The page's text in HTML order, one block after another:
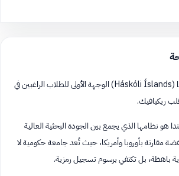
تعتبر منحة جامعة آيسلندا (Háskóli Íslands) الوجهة الأولى للطلاب الراغبين في
ريكيافيك.
هو نظامها الذي يجمع بين الجودة البحثية العالية
مقارنة بأوروبا وأمريكا، حيث تُعد جامعة حكومية لا
باهظة، بل تكتفي برسوم تسجيل رمزية.